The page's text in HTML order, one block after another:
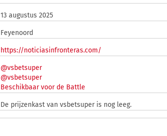
13 augustus 2025
Feyenoord
https://noticiasinfronteras.com/
@vsbetsuper
@vsbetsuper
Beschikbaar voor de Battle
De prijzenkast van vsbetsuper is nog leeg.